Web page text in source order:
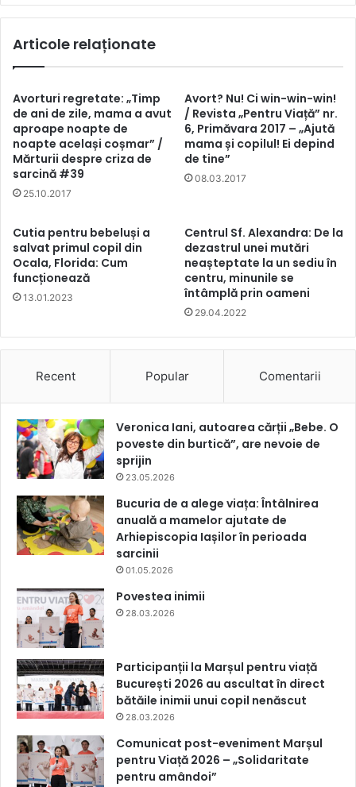
Articole relaționate
Avorturi regretate: „Timp
de ani de zile, mama a avut
aproape noapte de
noapte același coșmar” /
Mărturii despre criza de
sarcină #39
25.10.2017
Avort? Nu! Ci win-win-win!
/ Revista „Pentru Viață” nr.
6, Primăvara 2017 – „Ajută
mama și copilul! Ei depind
de tine”
08.03.2017
Cutia pentru bebeluși a
salvat primul copil din
Ocala, Florida: Cum
funcționează
13.01.2023
Centrul Sf. Alexandra: De la
dezastrul unei mutări
neașteptate la un sediu în
centru, minunile se
întâmplă prin oameni
29.04.2022
Recent Popular Comentarii
Veronica Iani, autoarea cărții „Bebe. O
poveste din burtică”, are nevoie de
sprijin
23.05.2026
Bucuria de a alege viața: Întâlnirea
anuală a mamelor ajutate de
Arhiepiscopia Iașilor în perioada
sarcinii
01.05.2026
Povestea inimii
28.03.2026
Participanții la Marșul pentru viață
București 2026 au ascultat în direct
bătăile inimii unui copil nenăscut
28.03.2026
Comunicat post-eveniment Marșul
pentru Viață 2026 – „Solidaritate
pentru amândoi”